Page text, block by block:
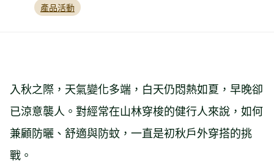
護香燈腳身心健康！
產品活動
入秋之際，天氣變化多端，白天仍悶熱如夏，早晚卻
已涼意襲人。對經常在山林穿梭的健行人來說，如何
兼顧防曬、舒適與防蚊，一直是初秋戶外穿搭的挑
戰。